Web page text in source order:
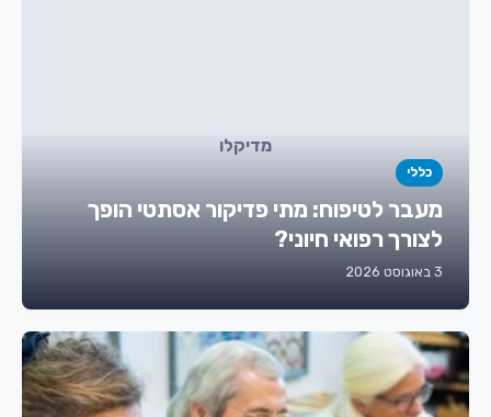
מדיקלו
כללי
מעבר לטיפוח: מתי פדיקור אסתטי הופך
לצורך רפואי חיוני?
3 באוגוסט 2026